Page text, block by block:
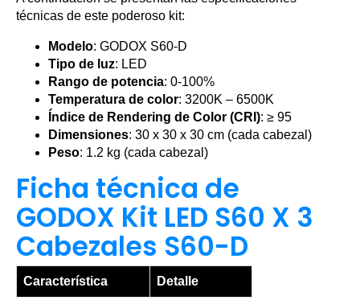
técnicas de este poderoso kit:
Modelo: GODOX S60-D
Tipo de luz: LED
Rango de potencia: 0-100%
Temperatura de color: 3200K – 6500K
Índice de Rendering de Color (CRI): ≥ 95
Dimensiones: 30 x 30 x 30 cm (cada cabezal)
Peso: 1.2 kg (cada cabezal)
Ficha técnica de
GODOX Kit LED S60 X 3
Cabezales S60-D
Característica Detalle